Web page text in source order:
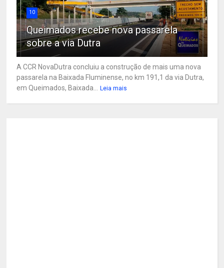
10
Queimados recebe nova passarela
sobre a via Dutra
A CCR NovaDutra concluiu a construção de mais uma nova
passarela na Baixada Fluminense, no km 191,1 da via Dutra,
em Queimados, Baixada...
Leia mais